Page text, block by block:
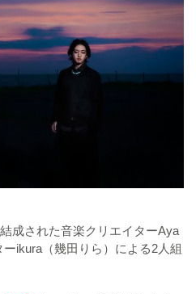
成された音楽クリエイターAya
ikura（幾田りら）による2人組